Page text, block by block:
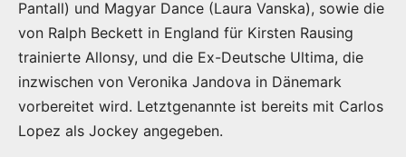
Pantall) und Magyar Dance (Laura Vanska), sowie die
von Ralph Beckett in England für Kirsten Rausing
trainierte Allonsy, und die Ex-Deutsche Ultima, die
inzwischen von Veronika Jandova in Dänemark
vorbereitet wird. Letztgenannte ist bereits mit Carlos
Lopez als Jockey angegeben.